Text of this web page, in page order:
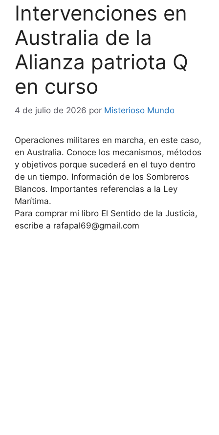
Intervenciones en
Australia de la
Alianza patriota Q
en curso
4 de julio de 2026 por Misterioso Mundo
Operaciones militares en marcha, en este caso,
en Australia. Conoce los mecanismos, métodos
y objetivos porque sucederá en el tuyo dentro
de un tiempo. Información de los Sombreros
Blancos. Importantes referencias a la Ley
Marítima.
Para comprar mi libro El Sentido de la Justicia,
escribe a rafapal69@gmail.com